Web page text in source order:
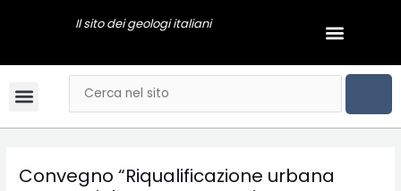
Il sito dei geologi italiani Menu
Menu Cerca
Convegno “Riqualificazione urbana
articoli